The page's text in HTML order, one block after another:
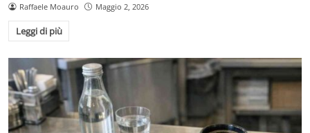
Raffaele Moauro Maggio 2, 2026
Leggi di più